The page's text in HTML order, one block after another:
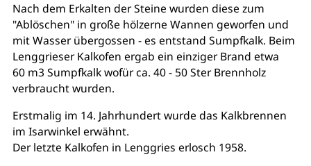
Nach dem Erkalten der Steine wurden diese zum
"Ablöschen" in große hölzerne Wannen geworfen und
mit Wasser übergossen - es entstand Sumpfkalk. Beim
Lenggrieser Kalkofen ergab ein einziger Brand etwa
60 m3 Sumpfkalk wofür ca. 40 - 50 Ster Brennholz
verbraucht wurden.
Erstmalig im 14. Jahrhundert wurde das Kalkbrennen
im Isarwinkel erwähnt.
Der letzte Kalkofen in Lenggries erlosch 1958.